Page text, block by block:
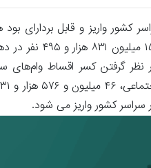
گزارش ایران جیب از سازمان هدفمندسازی یارانه‌ها؛ یارانه مرحله ۱۷۴ به
نظر گرفتن کسر اقساط وام‌های